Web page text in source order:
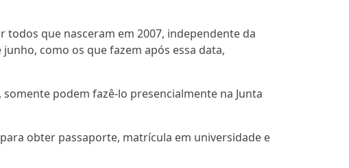
que nasceram em 2007, independente da
como os que fazem após essa data,
podem fazê-lo presencialmente na Junta
obter passaporte, matrícula em universidade e